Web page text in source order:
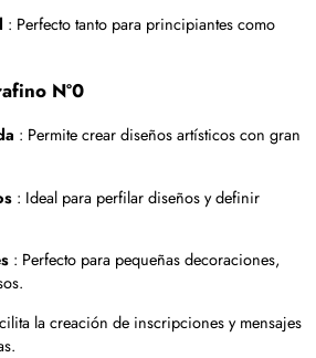
: Perfecto tanto para principiantes como
Nº0
: Permite crear diseños artísticos con gran
: Ideal para perfilar diseños y definir
: Perfecto para pequeñas decoraciones,
la creación de inscripciones y mensajes